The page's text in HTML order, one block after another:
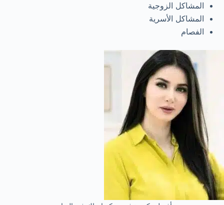
المشاكل الزوجية
المشاكل الأسرية
الفصام